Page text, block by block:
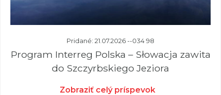
Pridané: 21.07.2026 --034 98
Program Interreg Polska – Słowacja zawita
do Szczyrbskiego Jeziora
Zobraziť celý príspevok